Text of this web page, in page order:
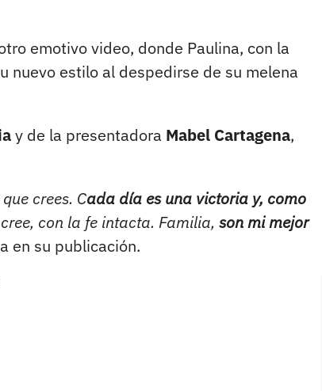
emotivo video, donde Paulina, con la
nuevo estilo al despedirse de su melena
y de la presentadora Mabel Cartagena,
crees. Cada día es una victoria y, como
con la fe intacta. Familia, son mi mejor
en su publicación.